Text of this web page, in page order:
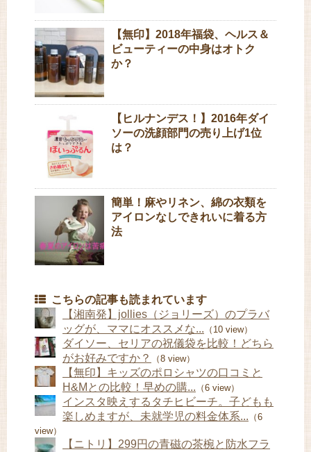
【無印】2018年福袋、ヘルス＆
ビューティーの中身はオトク
か？
【ヒルナンデス！】2016年ダイ
ソーの洗顔部門の売り上げ1位
は？
簡単！麻やリネン、綿の衣類を
アイロンなしできれいに着る方
法
こちらの記事も読まれています
【湘南発】jollies（ジョリーズ）のプラバ
ッグが、ママにオススメな... （10 view）
ダイソー、セリアの祝儀袋を比較！どちら
がお好みですか？
（8 view）
【無印】キッズのポロシャツの口コミと
H&Mとの比較！早めの購... （6 view）
インスタ映えするタチヒビーチ。子どもも
楽しめますが、未就学児の料金体系... （6
view）
【ニトリ】299円の青磁の茶椀と防水フラ